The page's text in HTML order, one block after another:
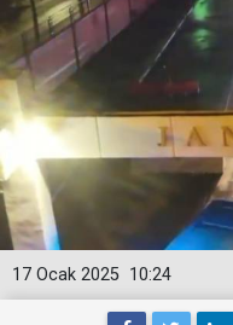
10:24
17 Ocak 2025